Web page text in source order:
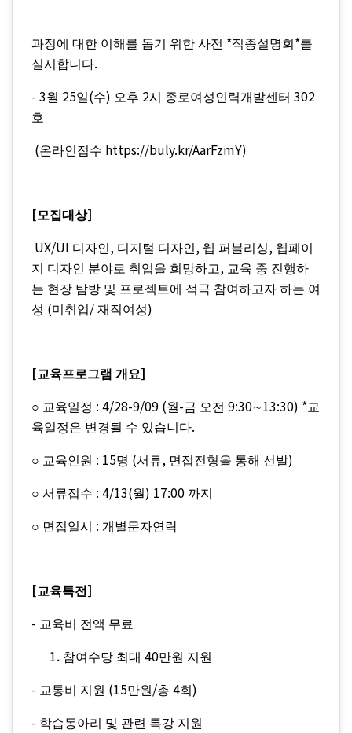
과정에 대한 이해를 돕기 위한 사전 *직종설명회 *를
실시합니다.
- 3월 25일(수) 오후 2시 종로여성인력개발센터 302
호
(온라인접수 https://buly.kr/AarFzmY)
[모집대상]
UX/UI 디자인, 디지털 디자인, 웹 퍼블리싱, 웹페이
지 디자인 분야로 취업을 희망하고, 교육 중 진행하
는 현장 탐방 및 프로젝트에 적극 참여하고자 하는 여
성 (미취업/ 재직여성)
[교육프로그램 개요]
○ 교육일정 : 4/28-9/09 (월-금 오전 9:30∼13:30) *교
육일정은 변경될 수 있습니다.
○ 교육인원 : 15명 (서류, 면접전형을 통해 선발)
○ 서류접수 : 4/13(월) 17:00 까지
○ 면접일시 : 개별문자연락
[교육특전 ]
- 교육비 전액 무료
참여수당 최대 40만원 지원
- 교통비 지원 (15만원 /총 4회 )
- 학습동아리 및 관련 특강 지원